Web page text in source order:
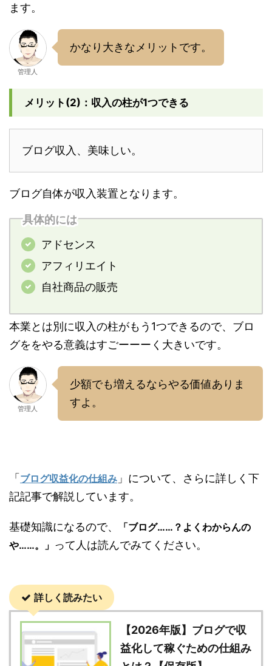
ます。
管理人
かなり大きなメリットです。
メリット(2)：収入の柱が1つできる
ブログ収入、美味しい。
ブログ自体が収入装置となります。
具体的には
アドセンス
アフィリエイト
自社商品の販売
本業とは別に収入の柱がもう1つできるので、ブロ
グををやる意義はすごーーーく大きいです。
管理人
少額でも増えるならやる価値ありま
すよ。
「ブログ収益化の仕組み 」について、さらに詳しく下
記記事で解説しています。
基礎知識になるので、
「ブログ……？よくわからんの
や……。」 って人は読んでみてください。
詳しく読みたい
【2026年版】ブログで収
益化して稼ぐための仕組み